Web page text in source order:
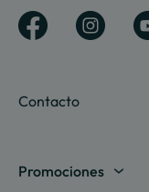
Contacto
Promociones